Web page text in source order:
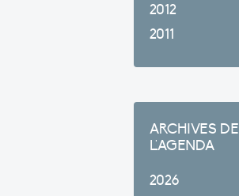
2012
2011
ARCHIVES DE
L'AGENDA
2026